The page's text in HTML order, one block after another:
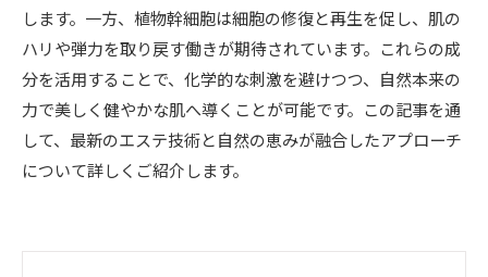
します。一方、植物幹細胞は細胞の修復と再生を促し、肌の
ハリや弾力を取り戻す働きが期待されています。これらの成
分を活用することで、化学的な刺激を避けつつ、自然本来の
力で美しく健やかな肌へ導くことが可能です。この記事を通
して、最新のエステ技術と自然の恵みが融合したアプローチ
について詳しくご紹介します。